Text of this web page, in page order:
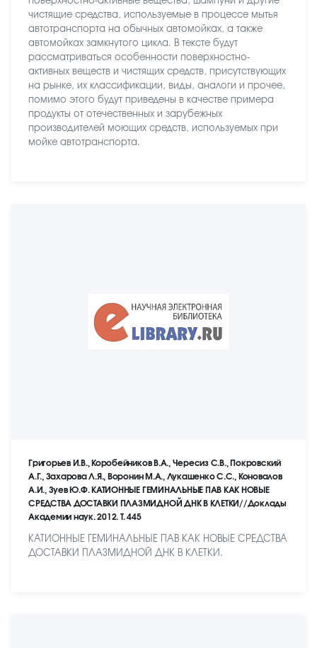
чистящие средства, используемые в процессе мытья
автотранспорта на обычных автомойках, а также
автомойках замкнутого цикла. В тексте будут
рассматриваться особенности поверхностно-
активных веществ и чистящих средств, присутствующих
на рынке, их классификации, виды, аналоги и прочее,
помимо этого будут приведены в качестве примера
продукты от отечественных и зарубежных
производителей моющих средств, используемых при
мойке автотранспорта.
Григорьев И.В., Коробейников В.А., Чересиз С.В., Покровский
А.Г., Захарова Л.Я., Воронин М.А., Лукашенко С.С., Коновалов
А.И., Зуев Ю.Ф. КАТИОННЫЕ ГЕМИНАЛЬНЫЕ ПАВ КАК НОВЫЕ
СРЕДСТВА ДОСТАВКИ ПЛАЗМИДНОЙ ДНК В КЛЕТКИ//Доклады
Академии наук. 2012. Т. 445
КАТИОННЫЕ ГЕМИНАЛЬНЫЕ ПАВ КАК НОВЫЕ СРЕДСТВА
ДОСТАВКИ ПЛАЗМИДНОЙ ДНК В КЛЕТКИ.